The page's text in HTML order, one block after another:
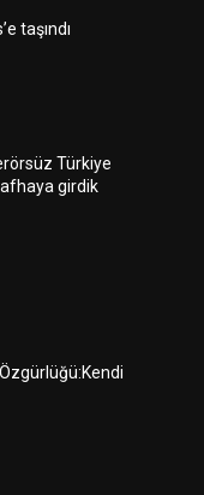
taşındı
Türkiye
girdik